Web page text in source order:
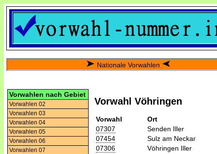
Nationale Vorwahlen
Vorwahlen nach Gebiet
Vorwahlen 02
Vorwahlen 03
Vorwahlen 04
Vorwahlen 05
Vorwahlen 06
Vorwahlen 07
Vorwahl Vöhringen
Vorwahl
Ort
07307
Senden Iller
07454
Sulz am Neckar
07306
Vöhringen Iller